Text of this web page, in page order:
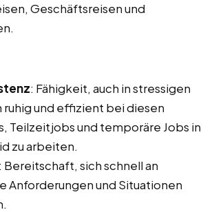
Geschäftsreisen und
: Fähigkeit, auch in stressigen
ruhig und effizient bei diesen
Teilzeitjobs und temporäre Jobs in
zu arbeiten.
: Bereitschaft, sich schnell an
Anforderungen und Situationen